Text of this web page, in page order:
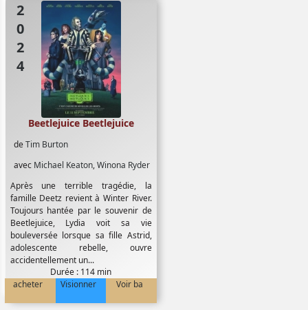
2024
deTim Burton
avec Michael Keaton,Winona Ryder
Beetlejuice Beetlejuice
Après une terrible tragédie, la
famille Deetz revient à Winter River.
Toujours hantée par le souvenir de
Beetlejuice, Lydia voit sa vie
bouleversée lorsque sa fille Astrid,
adolescente rebelle, ouvre
accidentellement un...
Durée : 114 min
acheter
Visionner Voir ba